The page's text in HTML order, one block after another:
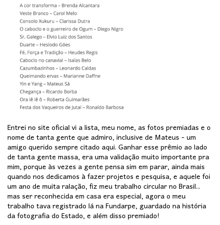
Entrei no site oficial vi a lista, meu nome, as fotos premiadas e o
nome de tanta gente que admiro, inclusive de Mateus - um
amigo querido sempre citado aqui. Ganhar esse prêmio ao lado
de tanta gente massa, era uma validação muito importante pra
mim, porque às vezes a gente pensa sim em parar, ainda mais
quando nos dedicamos à fazer projetos e pesquisa, e aquele foi
um ano de muita ralação, fiz meu trabalho circular no Brasil...
mas ser reconhecida em casa era especial, agora o meu
trabalho tava registrado lá na Fundarpe, guardado na história
da fotografia do Estado, e além disso premiado!